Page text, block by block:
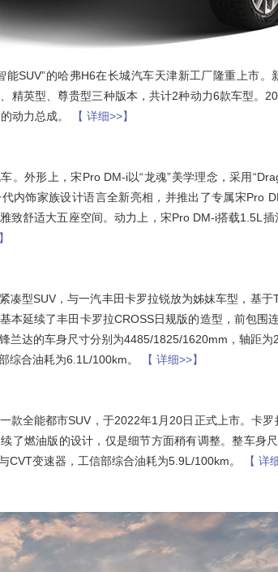
能SUV”的哈弗H6在长城汽车天津新工厂隆重上市
精英型、尊贵型三种版本，共计2种动力6款车型。
动力总成。
【 详细>>】
。外形上，宋Pro DM-i以“龙魂”美学理念，采用
内饰家族设计语言全新亮相，并推出了专属宋Pro
致舒适大五座空间。动力上，宋Pro DM-i搭载1.5L
凑型SUV，与一汽丰田卡罗拉锐放为姊妹车型，基
本延续了丰田卡罗拉CROSS日规版的造型，前包围
兰达的车身尺寸分别为4485/1825/1620mm，轴距
综合油耗为6.1L/100km。
【 详细>>】
款全能都市SUV，于2022年1月20日正式上市。卡
了燃油版的设计，仅是细节方面稍有调整。整车身
CVT变速器，工信部综合油耗为5.9L/100km。
【 详